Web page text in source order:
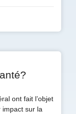
ont fait l’objet
impact sur la